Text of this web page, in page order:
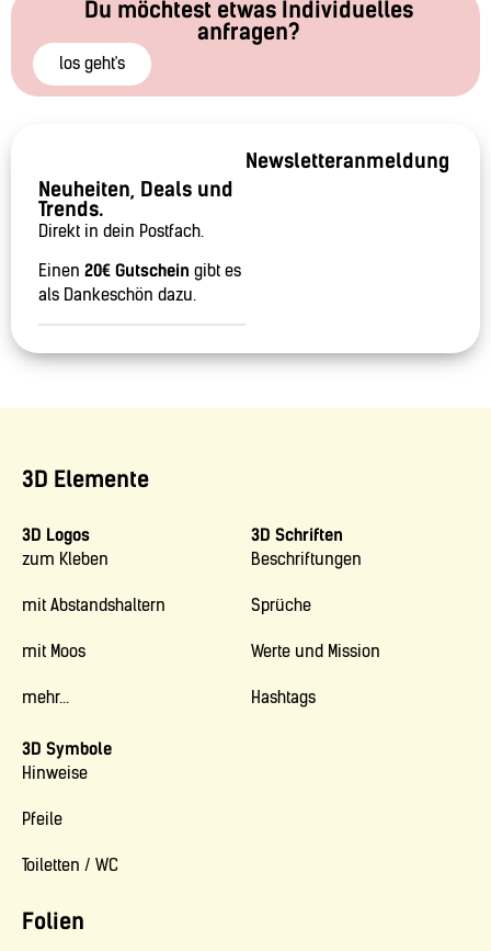
Du möchtest etwas Individuelles
anfragen?
los geht's
Neuheiten, Deals und
Trends.
Direkt in dein Postfach.
Einen 20€ Gutschein gibt es
als Dankeschön dazu.
Newsletteranmeldung
3D Elemente
Folien
3D Logos
zum Kleben
mit Abstandshaltern
mit Moos
mehr...
3D Schriften
Beschriftungen
Sprüche
Werte und Mission
Hashtags
3D Symbole
Hinweise
Pfeile
Toiletten / WC